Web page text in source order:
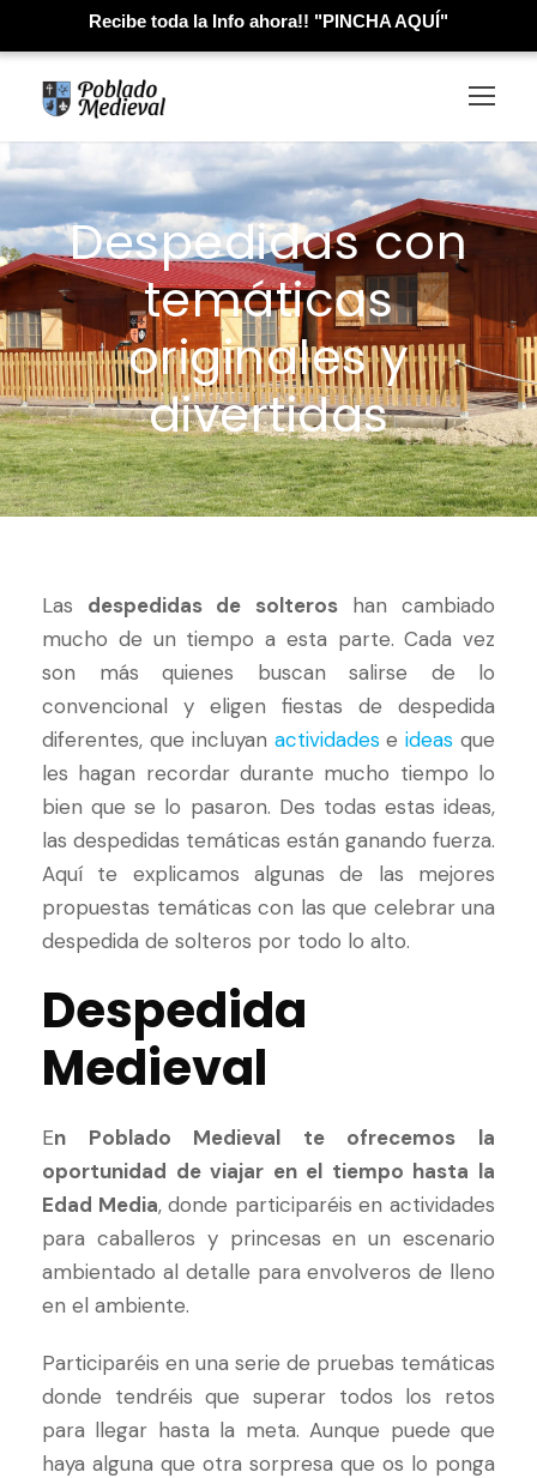
Recibe toda la Info ahora!! "PINCHA AQUÍ"
Despedidas con
temáticas
originales y
divertidas
Las despedidas de solteroshan cambiado
mucho de un tiempo a esta parte. Cada vez
son más quienes buscan salirse de lo
convencional y eligen fiestas de despedida
diferentes, que incluyan actividadeseideas que
les hagan recordar durante mucho tiempo lo
bien que se lo pasaron. Des todas estas ideas,
las despedidas temáticas están ganando fuerza.
Aquí te explicamos algunas de las mejores
propuestas temáticas con las que celebrar una
despedida de solteros por todo lo alto.
Despedida
Medieval
En Poblado Medieval te ofrecemos la
oportunidad de viajar en el tiempo hasta la
Edad Media, donde participaréis en actividades
para caballeros y princesas en un escenario
ambientado al detalle para envolveros de lleno
en el ambiente.
Participaréis en una serie de pruebas temáticas
donde tendréis que superar todos los retos
para llegar hasta la meta. Aunque puede que
haya alguna que otra sorpresa que os lo ponga